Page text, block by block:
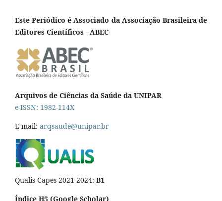
Este Periódico é Associado da Associação Brasileira de
Editores Científicos - ABEC
Arquivos de Ciências da Saúde da UNIPAR
e-ISSN: 1982-114X
E-mail: arqsaude@unipar.br
Qualis Capes 2021-2024: B1
Índice H5 (Google Scholar)